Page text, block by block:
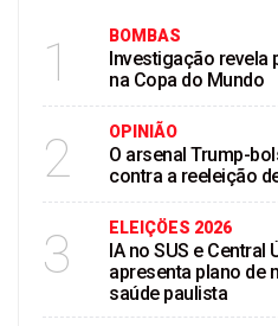
1 BOMBAS
Investigação revela
na Copa do Mundo
2 OPINIÃO
O arsenal Trump-
contra a reeleição
3 ELEIÇÖES 2026
IA no SUS e Central
apresenta plano de
saúde paulista